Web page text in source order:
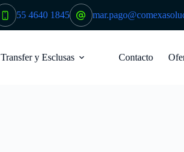
55 4640 1845
Transfer y Esclusas Contacto